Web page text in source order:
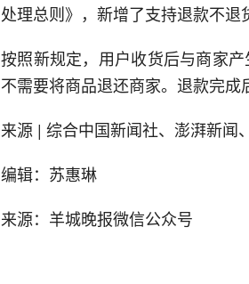
处理总则》，新增了支持退款不退
按照新规定，用户收货后与商家
不需要将商品退还商家。退款完成
来源 | 综合中国新闻社、澎湃新闻
编辑：苏惠琳
来源：羊城晚报微信公众号